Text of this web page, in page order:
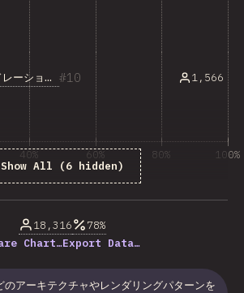
10
プログレッシブハイドレーション（Progressive Hydration） 1,566
Show All (6 hidden)
40% 60% 80% 100%
18,316
78%
Chart…Export Data…
のアーキテクチャやレンダリングパターンを